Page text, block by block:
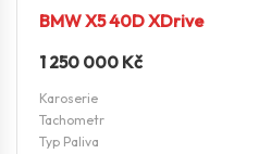
BMW X5 40D XDrive
1 250 000 Kč
Karoserie
Tachometr
Typ Paliva